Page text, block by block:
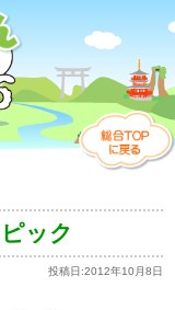
ック
投稿日:2012年10月8日